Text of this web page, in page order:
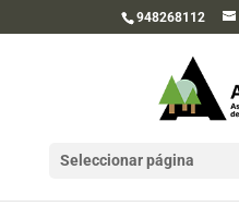
948268112
Seleccionar página